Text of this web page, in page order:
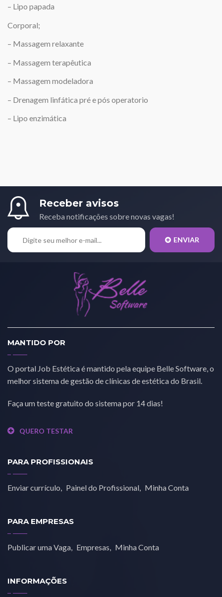
– Lipo papada
Corporal;
– Massagem relaxante
– Massagem terapêutica
– Massagem modeladora
– Drenagem linfática pré e pós operatorio
– Lipo enzimática
Receber avisos
Receba notificações sobre novas vagas!
ENVIAR
MANTIDO POR
O portal Job Estética é mantido pela equipe Belle Software, o
melhor sistema de gestão de clínicas de estética do Brasil.
Faça um teste gratuito do sistema por 14 dias!
QUERO TESTAR
PARA PROFISSIONAIS
Enviar currículo Painel do Profissional Minha Conta
PARA EMPRESAS
Publicar uma Vaga Empresas Minha Conta
INFORMAÇÕES